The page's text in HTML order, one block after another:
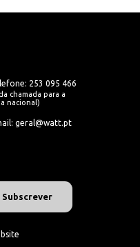
253 095 466
chamada para a
nacional)
geral@watt.pt
Subscrever